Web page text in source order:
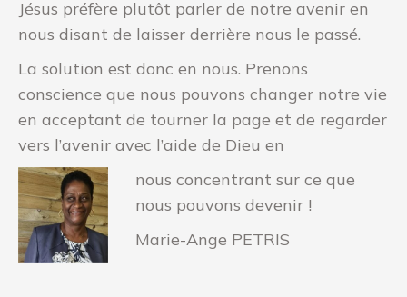
Jésus préfère plutôt parler de notre avenir en
nous disant de laisser derrière nous le passé.
La solution est donc en nous. Prenons
conscience que nous pouvons changer notre vie
en acceptant de tourner la page et de regarder
vers l’avenir avec l’aide de Dieu en
nous concentrant sur ce que
nous pouvons devenir !
Marie-Ange PETRIS